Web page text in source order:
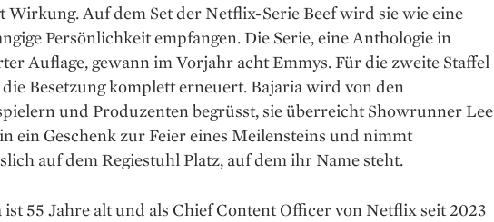
Wirkung. Auf dem Set der Netflix-Serie Beef wird sie wie eine
Persönlichkeit empfangen. Die Serie, eine Anthologie in
Auflage, gewann im Vorjahr acht Emmys. Für die zweite Staffel
Besetzung komplett erneuert. Bajaria wird von den
und Produzenten begrüsst, sie überreicht Showrunner Lee
ein Geschenk zur Feier eines Meilensteins und nimmt
auf dem Regiestuhl Platz, auf dem ihr Name steht.
ist 55 Jahre alt und als Chief Content Officer von Netflix seit 2023